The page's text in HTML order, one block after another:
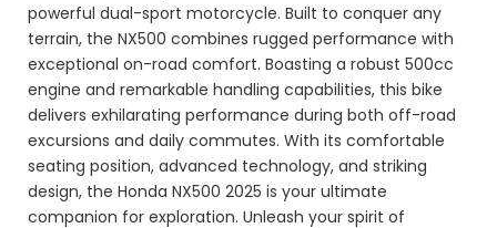
powerful dual-sport motorcycle. Built to conquer any
terrain, the NX500 combines rugged performance with
exceptional on-road comfort. Boasting a robust 500cc
engine and remarkable handling capabilities, this bike
delivers exhilarating performance during both off-road
excursions and daily commutes. With its comfortable
seating position, advanced technology, and striking
design, the Honda NX500 2025 is your ultimate
companion for exploration. Unleash your spirit of